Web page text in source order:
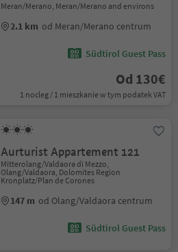
Meran/Merano, Meran/Merano and environs
2.1 km od Meran/Merano centrum
Südtirol Guest Pass
Od 130€
1 nocleg / 1 mieszkanie w tym podatek VAT
Aurturist Appartement 121
Mitterolang/Valdaora di Mezzo,
Olang/Valdaora, Dolomites Region
Kronplatz/Plan de Corones
147 m od Olang/Valdaora centrum
Südtirol Guest Pass